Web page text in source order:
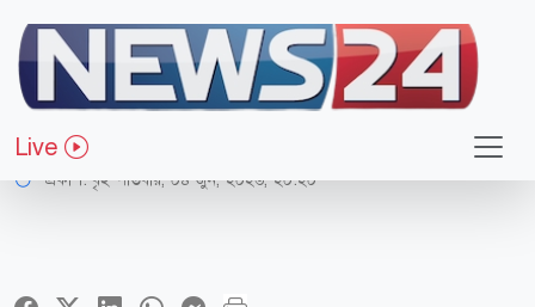
Live
সারাদেশ
ময়মনসিংহে তুমুল সংঘর্ষ, ১৪৪ ধারা জারি
প্রকাশ:বৃহস্পতিবার, ০৪ জুন, ২০২৬, ২০:২০